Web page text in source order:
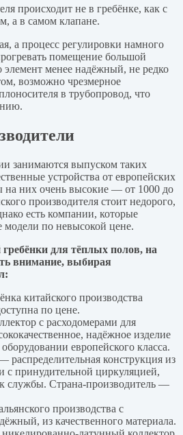
происходит не в гребёнке, как с
а в самом клапане.
а процесс регулировки намного
помещение большой
менее надёжный, не редко
возможно чрезмерное
в трубопровод, что
занимаются выпуском таких
устройства от европейских
на них очень высокие — от 1000 до
производителя стоит недорого,
есть компании, которые
модели по невысокой цене.
для тёплых полов, на
внимание, выбирая
китайского производства
по цене.
с расходомерами для
надёжное изделие
европейского класса.
распределительная конструкция из
с принудительной циркуляцией,
службы. Страна-производитель —
производства с
из качественного материала.